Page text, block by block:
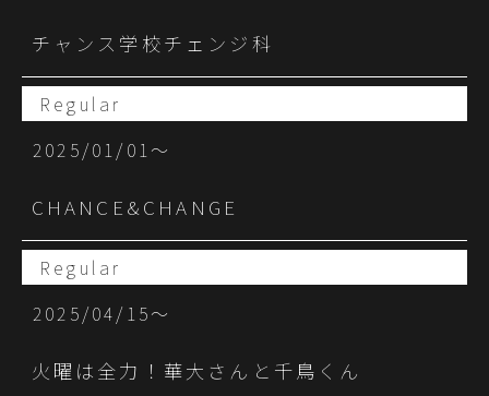
チャンス学校チェンジ科
Regular
2025/01/01〜
CHANCE&CHANGE
Regular
2025/04/15〜
火曜は全力！華大さんと千鳥くん